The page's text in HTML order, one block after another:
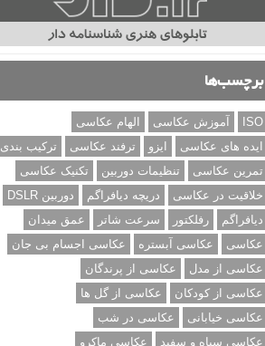
برچسب‌ها
ISO آموزش عکاسی
الهام عکاسی
ایده های عکاسی
ایزو ترفند عکاسی
ترکیب بندی
تمرین عکاسی
تنظیمات دوربین
تکنیک عکاسی
خلاقیت در عکاسی
دریچه دیافراگم
دوربین DSLR
دیافراگم
رفلکتور سرعت شاتر
عمق میدان
عکاسی
عکاسی آبستره
عکاسی اجسام بی جان
عکاسی از مدل
عکاسی از پرندگان
عکاسی از کودکان
عکاسی از گل ها
عکاسی خیابانی
عکاسی در شب
عکاسی سیاه و سفید
عکاسی ماکرو